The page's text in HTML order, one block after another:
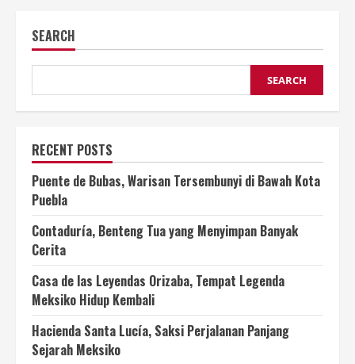
SEARCH
SEARCH
RECENT POSTS
Puente de Bubas, Warisan Tersembunyi di Bawah Kota
Puebla
Contaduría, Benteng Tua yang Menyimpan Banyak
Cerita
Casa de las Leyendas Orizaba, Tempat Legenda
Meksiko Hidup Kembali
Hacienda Santa Lucía, Saksi Perjalanan Panjang
Sejarah Meksiko